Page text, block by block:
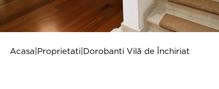
Acasa Proprietati Dorobanti Vilă de Închiriat